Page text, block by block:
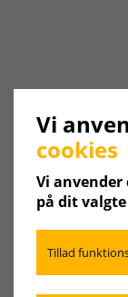
Vi
cookies
Vi anvender
på dit
Tillad